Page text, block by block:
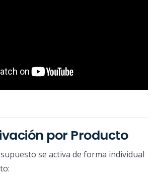
por Producto
se activa de forma individual